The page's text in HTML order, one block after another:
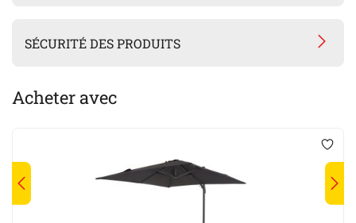
SÉCURITÉ DES PRODUITS
Acheter avec